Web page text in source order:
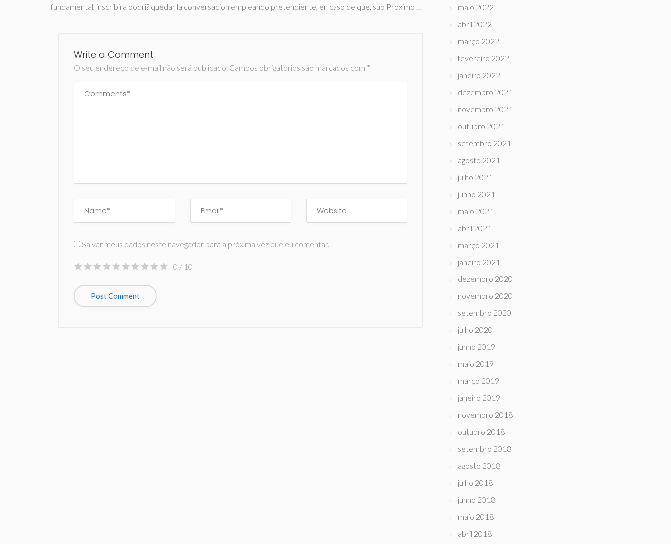
fundamental, inscribira podri? quedar la conversacion empleando pretendiente, en caso de que, sub Proximo …
Write a Comment
O seu endereço de e-mail não será publicado. Campos obrigatórios são marcados com *
Salvar meus dados neste navegador para a próxima vez que eu comentar.
0 / 10
maio 2022
abril 2022
março 2022
fevereiro 2022
janeiro 2022
dezembro 2021
novembro 2021
outubro 2021
setembro 2021
agosto 2021
julho 2021
junho 2021
maio 2021
abril 2021
março 2021
janeiro 2021
dezembro 2020
novembro 2020
setembro 2020
julho 2020
junho 2019
maio 2019
março 2019
janeiro 2019
novembro 2018
outubro 2018
setembro 2018
agosto 2018
julho 2018
junho 2018
maio 2018
abril 2018